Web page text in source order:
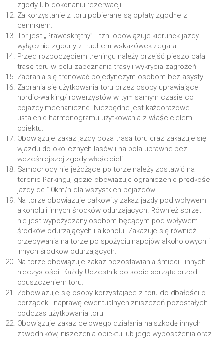
zgody lub dokonaniu rezerwacji.
Za korzystanie z toru pobierane są opłaty zgodne z
cennikiem.
Tor jest „Prawoskrętny” - tzn. obowiązuje kierunek jazdy
wyłącznie zgodny z ruchem wskazówek zegara.
Przed rozpoczęciem treningu należy przejść pieszo całą
trasę toru w celu zapoznania trasy i wykrycia zagrożeń.
Zabrania się trenować pojedynczym osobom bez asysty
Zabrania się użytkowania toru przez osoby uprawiające
nordic-walking/ rowerzystów w tym samym czasie co
pojazdy mechaniczne. Niezbędne jest każdorazowe
ustalenie harmonogramu użytkowania z właścicielem
obiektu.
Obowiązuje zakaz jazdy poza trasą toru oraz zakazuje się
wjazdu do okolicznych lasów i na pola uprawne bez
wcześniejszej zgody właścicieli
Samochody nie jeżdżące po torze należy zostawić na
terenie Parkingu, gdzie obowiązuje ograniczenie prędkości
jazdy do 10km/h dla wszystkich pojazdów.
Na torze obowiązuje całkowity zakaz jazdy pod wpływem
alkoholu i innych środków odurzających. Również sprzęt
nie jest wypożyczany osobom będącym pod wpływem
środków odurzających i alkoholu. Zakazuje się również
przebywania na torze po spożyciu napojów alkoholowych i
innych środków odurzających.
Na torze obowiązuje zakaz pozostawiania śmieci i innych
nieczystości. Każdy Uczestnik po sobie sprząta przed
opuszczeniem toru.
Zobowiązuje się osoby korzystające z toru do dbałości o
porządek i naprawę ewentualnych zniszczeń pozostałych
podczas użytkowania toru
Obowiązuje zakaz celowego działania na szkodę innych
zawodników, niszczenia obiektu lub jego wyposażenia oraz